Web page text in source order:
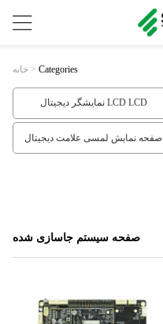
خانه > Categories
نمایشگر دیجیتال LCD LCD
صفحه نمایش لمسی علامت دیجیتال
علامت دیجیتال طبقه ایستاده
علائم دیجیتال افقی
صفحه سیستم جاسازی شده